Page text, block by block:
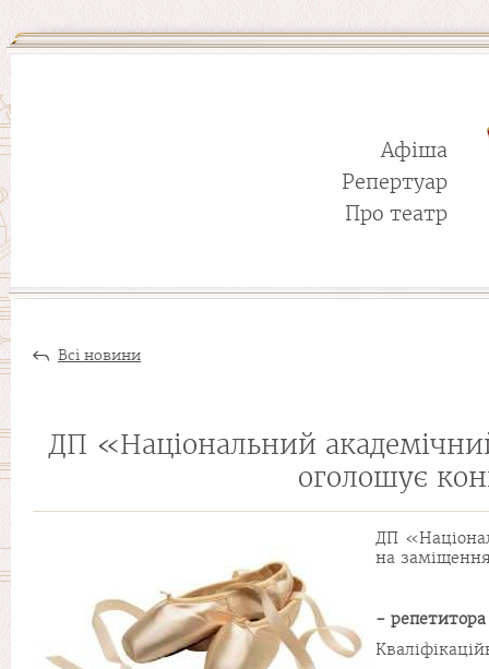
Афіша
Репертуар
Про театр
Всі новини
ДП «Національний
оголошує
ДП
на
-